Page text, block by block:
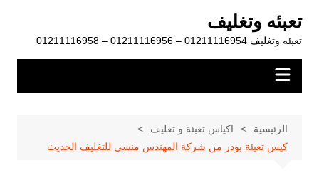
المحتوى
تعبئه وتغليف
تعبئه وتغليف 01211116954 – 01211116956 – 01211116958
الرئيسية
اكياس تعبئة و تغليف
كيس تعبئة بودر من شركة المهندس منسي للتغليف الحديث